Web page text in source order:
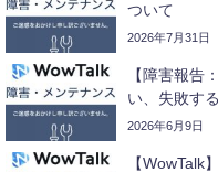
ついて
2026年7月31日
【障害報告
い、失敗す
2026年6月9日
【WowTalk